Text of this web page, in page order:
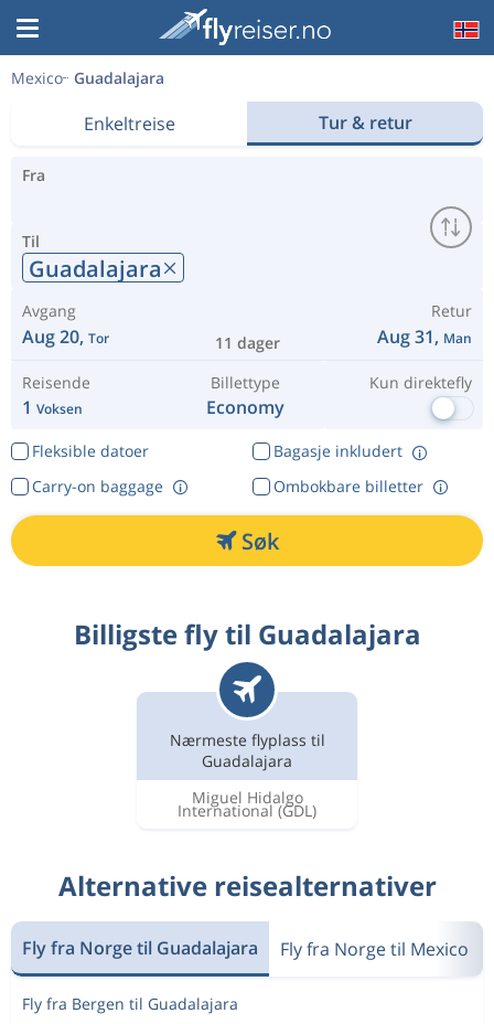
Mexico Guadalajara
Enkeltreise Tur & retur
Fra
Til
Guadalajara
Avgang
Aug 20, Tor 11 dager
Retur
Aug 31, Man
Reisende
1 Voksen
Billettype
Economy
Kun direktefly
Fleksible datoer
Bagasje inkludert
Ombokbare billetter
Carry-on baggage
Søk
Billigste fly til Guadalajara
Nærmeste flyplass til
Guadalajara
Miguel Hidalgo
International (GDL)
Alternative reisealternativer
Fly fra Norge til Guadalajara Fly fra Norge til Mexico
Fly fra Bergen til Guadalajara